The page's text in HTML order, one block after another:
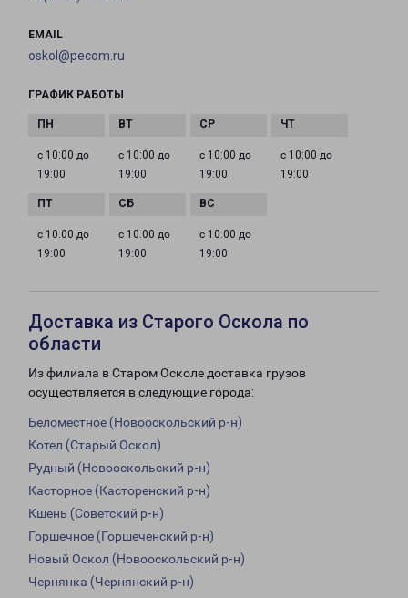
EMAIL
oskol@pecom.ru
ГРАФИК РАБОТЫ
с 10:00 до
19:00
с 10:00 до
19:00
с 10:00 до
19:00
с 10:00 до
19:00
с 10:00 до
19:00
с 10:00 до
19:00
с 10:00 до
19:00
Доставка из Старого Оскола по
области
Из филиала в Старом Осколе доставка грузов
осуществляется в следующие города:
Беломестное (Новооскольский р-н)
Котел (Старый Оскол)
Рудный (Новооскольский р-н)
Касторное (Касторенский р-н)
Кшень (Советский р-н)
Горшечное (Горшеченский р-н)
Новый Оскол (Новооскольский р-н)
Чернянка (Чернянский р-н)